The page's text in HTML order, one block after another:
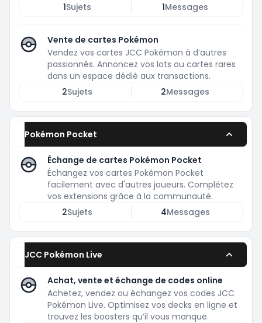
1Sujets 1Messages
Vente de cartes Pokémon
Vendez vos cartes JCC Pokémon à d’autres
passionnés. Annoncez vos lots ou cartes rares
dans un espace dédié aux transactions.
2Sujets 2Messages
Pokémon Pocket
Échange de cartes Pokémon Pocket
Échangez vos cartes Pokémon Pocket
facilement avec d'autres joueurs. Complétez
vos extensions grâce à la communauté.
2Sujets 4Messages
JCC Pokémon Live
Achat, vente et échange de codes online
Achetez, vendez ou échangez vos codes JCC
Pokémon Live. Optimisez vos decks en ligne et
trouvez les boosters qu’il vous manque.